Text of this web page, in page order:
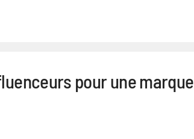
pour une marque